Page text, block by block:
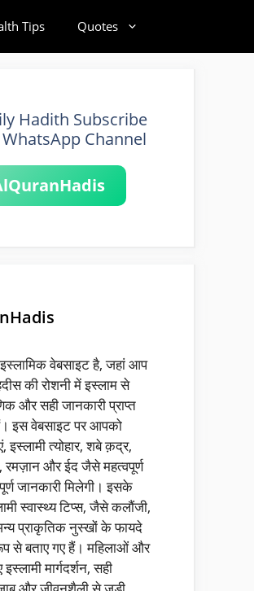
Tips Quotes
Hadith Subscribe
Channel
वेबसाइट है, जहां आप
की रोशनी में इस्लाम से
और सही जानकारी प्राप्त
इस वेबसाइट पर आपको
त्योहार, शबे क़द्र,
रमज़ान और ईद जैसे महत्वपूर्ण
जानकारी मिलेगी। इसके
स्वास्थ्य टिप्स, जैसे कलौंजी,
प्राकृतिक नुस्खों के फायदे
से बताए गए हैं। महिलाओं और
मार्गदर्शन, सही